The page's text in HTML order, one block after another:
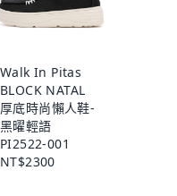
Walk In Pitas
BLOCK NATAL
厚底時尚懶人鞋-
黑曜輕語
PI2522-001
NT$2300